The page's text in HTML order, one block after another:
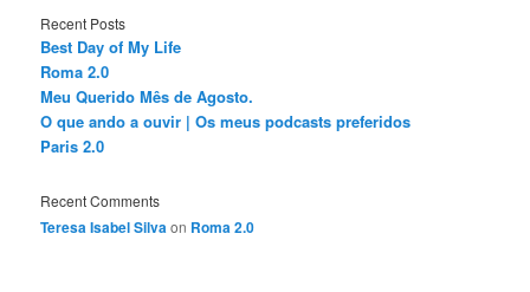
Recent Posts
Best Day of My Life
Roma 2.0
Meu Querido Mês de Agosto.
O que ando a ouvir | Os meus podcasts preferidos
Paris 2.0
Recent Comments
Teresa Isabel Silvaon Roma 2.0